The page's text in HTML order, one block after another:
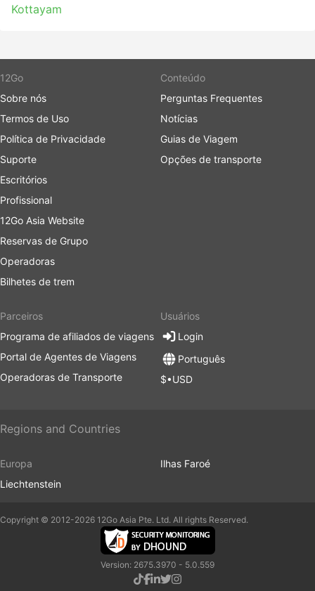
Kottayam
12Go
Sobre nós
Termos de Uso
Política de Privacidade
Suporte
Escritórios
Profissional
12Go Asia Website
Reservas de Grupo
Operadoras
Bilhetes de trem
Conteúdo
Perguntas Frequentes
Notícias
Guias de Viagem
Opções de transporte
Parceiros
Programa de afiliados de viagens
Portal de Agentes de Viagens
Operadoras de Transporte
Usuários
Login
Português
$•USD
Regions and Countries
Europa
Liechtenstein
Ilhas Faroé
Copyright © 2012-2026 12Go Asia Pte. Ltd. All rights Reserved.
Version: 2675.3970 - 5.0.559